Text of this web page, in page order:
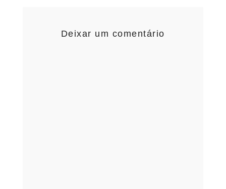
Deixar um comentário